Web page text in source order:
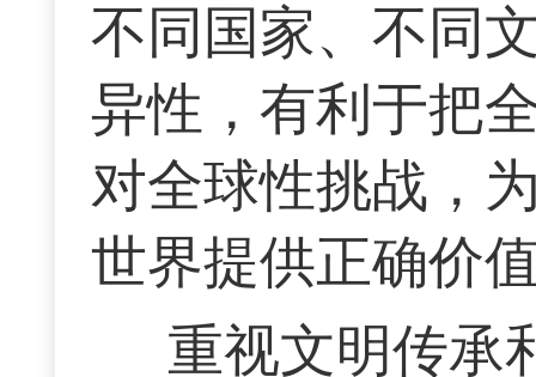
不同国家、不同
异性，有利于把
对全球性挑战，
世界提供正确价
重视文明传承